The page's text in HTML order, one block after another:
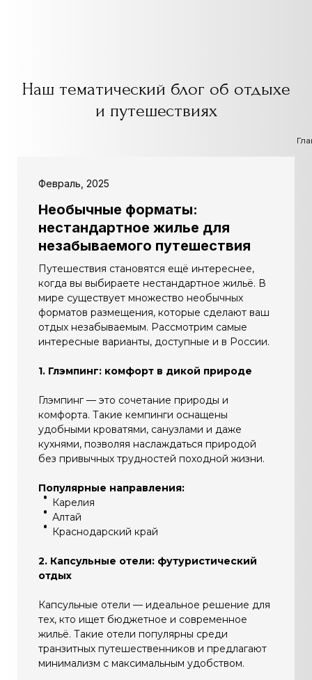
Наш тематический блог об отдыхе
и путешествиях
Февраль, 2025
Необычные форматы:
нестандартное жилье для
незабываемого путешествия
Путешествия становятся ещё интереснее,
когда вы выбираете нестандартное жильё. В
мире существует множество необычных
форматов размещения, которые сделают ваш
отдых незабываемым. Рассмотрим самые
интересные варианты, доступные и в России.
1. Глэмпинг: комфорт в дикой природе
Глэмпинг — это сочетание природы и
комфорта. Такие кемпинги оснащены
удобными кроватями, санузлами и даже
кухнями, позволяя наслаждаться природой
без привычных трудностей походной жизни.
Популярные направления:
Карелия
Алтай
Краснодарский край
2. Капсульные отели: футуристический
отдых
Капсульные отели — идеальное решение для
тех, кто ищет бюджетное и современное
жильё. Такие отели популярны среди
транзитных путешественников и предлагают
минимализм с максимальным удобством.